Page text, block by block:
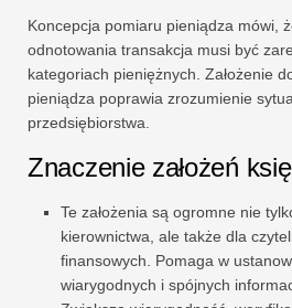
Koncepcja pomiaru pieniądza mówi,
odnotowania transakcja musi być
kategoriach pieniężnych. Założenie
pieniądza poprawia zrozumienie
przedsiębiorstwa.
Znaczenie założeń
Te założenia są ogromne nie
kierownictwa, ale także dla
finansowych. Pomaga w
wiarygodnych i spójnych